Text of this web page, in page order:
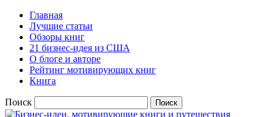
Главная
Лучшие статьи
Обзоры книг
21 бизнес-идея из США
О блоге и авторе
Рейтинг мотивирующих книг
Книга
Поиск